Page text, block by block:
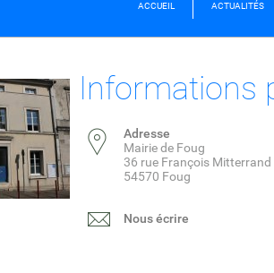
ACCUEIL ACTUALITÉS
Informations
Adresse
Mairie de Foug
36 rue François Mitterrand
54570 Foug
Nous écrire